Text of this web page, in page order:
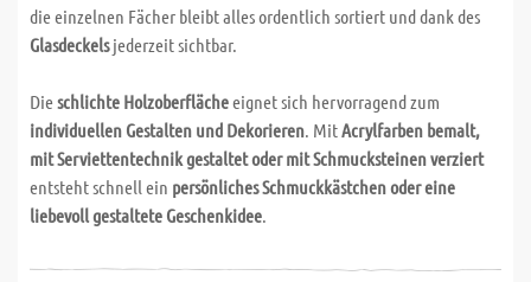
die einzelnen Fächer bleibt alles ordentlich sortiert und dank des
Glasdeckelsjederzeit sichtbar.
Dieschlichte Holzoberflächeeignet sich hervorragend zum
individuellen Gestalten und Dekorieren. MitAcrylfarben bemalt,
mit Serviettentechnik gestaltet oder mit Schmucksteinen verziert
entsteht schnell ein persönliches Schmuckkästchen oder eine
liebevoll gestaltete Geschenkidee.